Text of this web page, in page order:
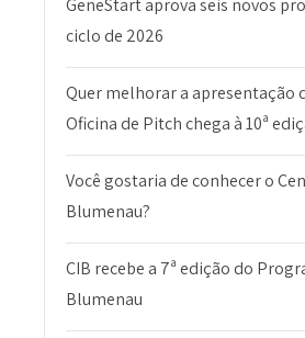
GeneStart aprova seis novos
ciclo de 2026
Quer melhorar a apresentação
Oficina de Pitch chega à 10ª
Você gostaria de conhecer o
Blumenau?
CIB recebe a 7ª edição do
Blumenau